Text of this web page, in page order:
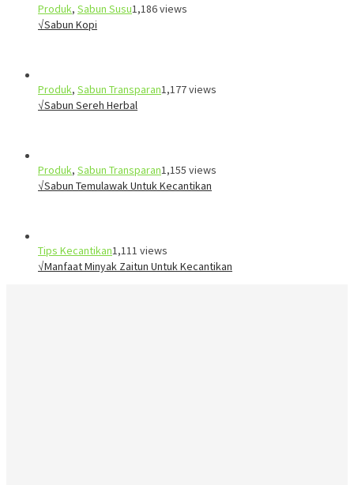
Produk, Sabun Susu1,186 views
√Sabun Kopi
Produk, Sabun Transparan1,177 views
√Sabun Sereh Herbal
Produk, Sabun Transparan1,155 views
√Sabun Temulawak Untuk Kecantikan
Tips Kecantikan1,111 views
√Manfaat Minyak Zaitun Untuk Kecantikan